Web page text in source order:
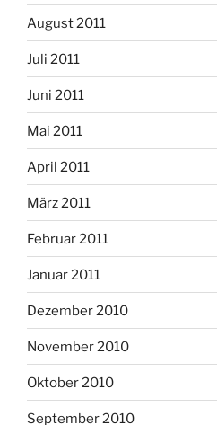
August 2011
Juli 2011
Juni 2011
Mai 2011
April 2011
März 2011
Februar 2011
Januar 2011
Dezember 2010
November 2010
Oktober 2010
September 2010